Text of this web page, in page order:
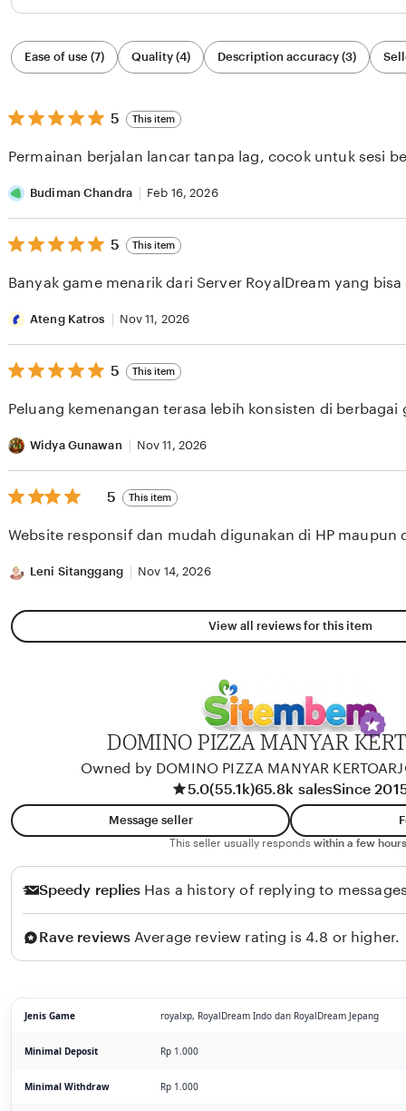
Filter
by
category
Ease of use (7) Quality (4) Description accuracy (3)
5
out
5
5 This item
Permainan berjalan lancar tanpa lag, cocok untuk sesi
Budiman Chandra Feb 16, 2026
5
out
5
5 This item
Banyak game menarik dari Server RoyalDream yang
Ateng Katros Nov 11, 2026
5
out
5
5 This item
Peluang kemenangan terasa lebih konsisten di berbagai
Widya Gunawan Nov 11, 2026
5
out
5
5 This item
Website responsif dan mudah digunakan di HP maupun
Leni Sitanggang Nov 14, 2026
View all reviews for this item
DOMINO PIZZA MANYAR
Owned by DOMINO PIZZA MANYAR
5.0(55.1k)65.8k salesSince
Message seller
This seller usually responds within a few
Speedy replies Has a history of replying to
Rave reviews Average review rating is 4.8 or higher.
Jenis Game royalxp, RoyalDream Indo dan RoyalDream Jepang
Minimal Deposit Rp 1.000
Minimal Withdraw Rp 1.000